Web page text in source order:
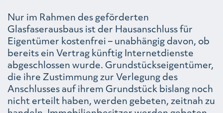
Nur im Rahmen des geförderten
Glasfaserausbaus ist der Hausanschluss für
Eigentümer kostenfrei – unabhängig davon, ob
bereits ein Vertrag künftig Internetdienste
abgeschlossen wurde. Grundstückseigentümer,
die ihre Zustimmung zur Verlegung des
Anschlusses auf ihrem Grundstück bislang noch
nicht erteilt haben, werden gebeten, zeitnah zu